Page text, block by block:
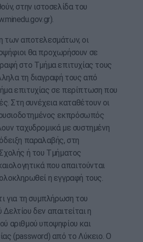
στην ιστοσελίδα του
των αποτελεσμάτων, οι
θα προχωρήσουν σε
στο Τμήμα επιτυχίας τους
τη διαγραφή τους από
επιτυχίας σε περίπτωση που
Στη συνέχεια καταθέτουν οι
εκπρόσωπός
ταχυδρομικά με συστημένη
παραλαβής, στη
ή του Τμήματος
που απαιτούνται
η εγγραφή τους.
για τη συμπλήρωση του
δεν απαιτείται η
αριθμού υποψηφίου και
(password) από το Λύκειο. Ο